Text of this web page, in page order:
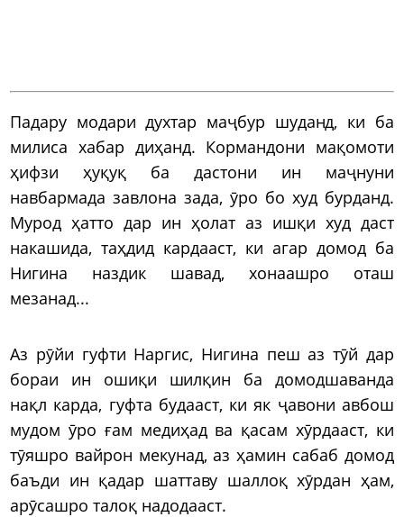
Падару модари духтар маҷбур шуданд, ки ба
милиса хабар диҳанд. Кормандони мақомоти
ҳифзи ҳуқуқ ба дастони ин маҷнуни
навбармада завлона зада, ӯро бо худ бурданд.
Мурод ҳатто дар ин ҳолат аз ишқи худ даст
накашида, таҳдид кардааст, ки агар домод ба
Нигина наздик шавад, хонаашро оташ
мезанад...
Аз рӯйи гуфти Наргис, Нигина пеш аз тӯй дар
бораи ин ошиқи шилқин ба домодшаванда
нақл карда, гуфта будааст, ки як ҷавони авбош
мудом ӯро ғам медиҳад ва қасам хӯрдааст, ки
тӯяшро вайрон мекунад, аз ҳамин сабаб домод
баъди ин қадар шаттаву шаллоқ хӯрдан ҳам,
арӯсашро талоқ надодааст.